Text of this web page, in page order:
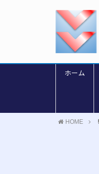
ホーム
HOME